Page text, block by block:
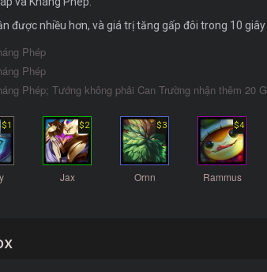
được nhiều hơn, và giá trị tăng gấp đôi trong 10
Phép
Phép
Phép; Tướng không phải Can Trường nhận thêm 20
$1 $2
Jax
$3
Ornn
$4
Rammus